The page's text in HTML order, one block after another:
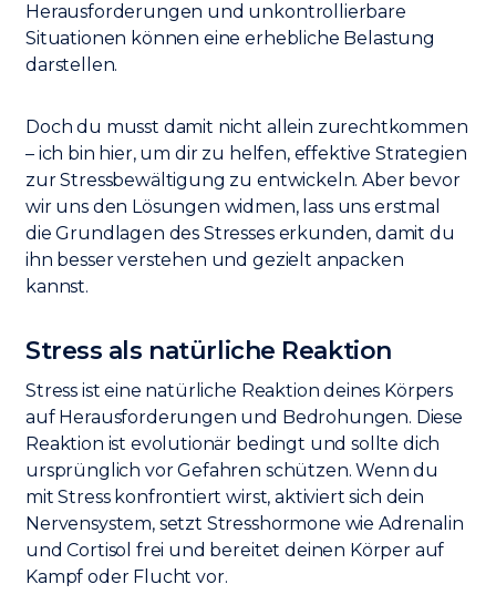
Herausforderungen und unkontrollierbare
Situationen können eine erhebliche Belastung
darstellen.
Doch du musst damit nicht allein zurechtkommen
– ich bin hier, um dir zu helfen, effektive Strategien
zur Stressbewältigung zu entwickeln. Aber bevor
wir uns den Lösungen widmen, lass uns erstmal
die Grundlagen des Stresses erkunden, damit du
ihn besser verstehen und gezielt anpacken
kannst.
Stress als natürliche Reaktion
Stress ist eine natürliche Reaktion deines Körpers
auf Herausforderungen und Bedrohungen. Diese
Reaktion ist evolutionär bedingt und sollte dich
ursprünglich vor Gefahren schützen. Wenn du
mit Stress konfrontiert wirst, aktiviert sich dein
Nervensystem, setzt Stresshormone wie Adrenalin
und Cortisol frei und bereitet deinen Körper auf
Kampf oder Flucht vor.